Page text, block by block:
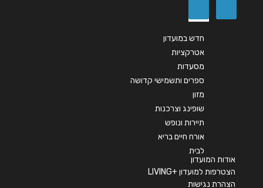
חדש במועדון
אטרקציות
מסעדות
ספרים ותשמישי קדושה
מזון
שופינג וצרכנות
תיירות ונופש
אורח חיים בריא
לבית
אודות המועדון
הצטרפות למועדון +LIVING
הצהרת נגישות